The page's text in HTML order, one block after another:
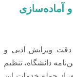
آماده‌سازی
دقت ویرایش ادبی و
دانشگاه، تنظیم